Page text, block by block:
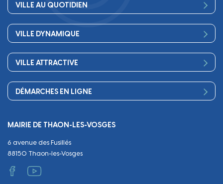
Conseil Municipal
Les services de la Mairie
Finances
Démocratie participative
Publications
VILLE AU QUOTIDIEN
Petite enfance
Scolarité
Périscolaire
Séniors, social, santé
Circuler
Emploi
VILLE DYNAMIQUE
Culture
Associations
Equipements
VILLE ATTRACTIVE
Commerces et artisanat
Urbanisme
Tranquillité et sécurité
DÉMARCHES EN LIGNE
Décès
Papiers et citoyenneté
Administratif et technique
MAIRIE DE THAON-LES-VOSGES
6 avenue des Fusillés
88150 Thaon-les-Vosges